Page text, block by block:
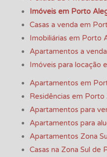
Imóveis em Porto
Casas a venda em
Imobiliárias em Porto
Apartamentos a
Imóveis para locação
Apartamentos em
Residências em Porto
Apartamentos para
Apartamentos para
Apartamentos Zona
Casas na Zona Sul de